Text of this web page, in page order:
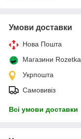
Умови доставки
Нова Пошта
Магазини Rozetka
Укрпошта
Самовивіз
Всі умови доставки